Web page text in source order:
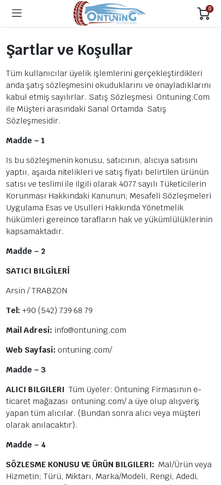
0
Şartlar ve Koşullar
Tüm kullanıcılar üyelik işlemlerini gerçekleştirdikleri
anda şatış sözleşmesini okuduklarını ve onayladıklarını
kabul etmiş sayılırlar. Satış Sözleşmesi Ontuning.Com
ile Müşteri arasındaki Sanal Ortamda Satış
Sözleşmesidir.
Madde – 1
Is bu sözleşmenin konusu, satıcının, alıcıya satısını
yaptıı, aşaıda nitelikleri ve satış fiyatı belirtilen ürünün
satısı ve teslimi ile ilgili olarak 4077 sayılı Tüketicilerin
Korunması Hakkındaki Kanunun; Mesafeli Sözleşmeleri
Uygulama Esas ve Usulleri Hakkında Yönetmelik
hükümleri gereince tarafların hak ve yükümlülüklerinin
kapsamaktadır.
Madde – 2
SATICI BILGİLERİ
Arsin / TRABZON
Tel: +90 (542) 739 68 79
Mail Adresi: info@ontuning.com
Web Sayfasi: ontuning.com/
Madde – 3
ALICI BILGILERI Tüm üyeler: Ontuning Firmasının e-
ticaret mağazası ontuning.com/ a üye olup alışveriş
yapan tüm alıcılar. (Bundan sonra alıcı veya müşteri
olarak anılacaktır).
Madde – 4
SÖZLESME KONUSU VE ÜRÜN BILGILERI: Mal/Ürün veya
Hizmetin; Türü, Miktarı, Marka/Modeli, Rengi, Adedi,